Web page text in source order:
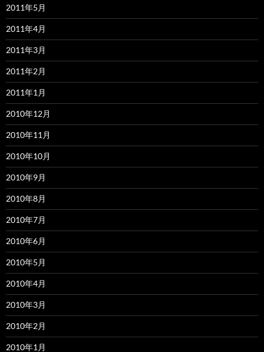
2011年5月
2011年4月
2011年3月
2011年2月
2011年1月
2010年12月
2010年11月
2010年10月
2010年9月
2010年8月
2010年7月
2010年6月
2010年5月
2010年4月
2010年3月
2010年2月
2010年1月